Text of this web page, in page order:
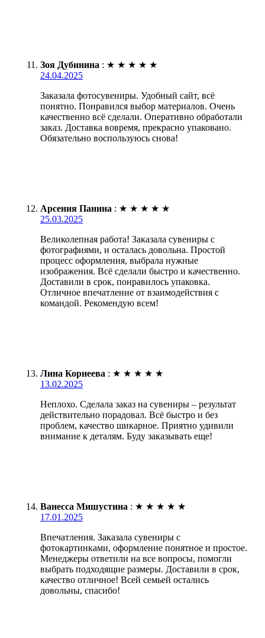
Зоя Дубинина : ★ ★ ★ ★ ★
24.04.2025
Заказала фотосувениры. Удобный сайт, всё
понятно. Понравился выбор материалов. Очень
качественно всё сделали. Оперативно обработали
заказ. Доставка вовремя, прекрасно упаковано.
Обязательно воспользуюсь снова!
Арсения Панина : ★ ★ ★ ★ ★
25.03.2025
Великолепная работа! Заказала сувениры с
фотографиями, и осталась довольна. Простой
процесс оформления, выбрала нужные
изображения. Всё сделали быстро и качественно.
Доставили в срок, понравилось упаковка.
Отличное впечатление от взаимодействия с
командой. Рекомендую всем!
Лина Корнеева : ★ ★ ★ ★ ★
13.02.2025
Неплохо. Сделала заказ на сувениры – результат
действительно порадовал. Всё быстро и без
проблем, качество шикарное. Приятно удивили
внимание к деталям. Буду заказывать еще!
Ванесса Мишустина : ★ ★ ★ ★ ★
17.01.2025
Впечатления. Заказала сувениры с
фотокартинками, оформление понятное и простое.
Менеджеры ответили на все вопросы, помогли
выбрать подходящие размеры. Доставили в срок,
качество отличное! Всей семьей остались
довольны, спасибо!